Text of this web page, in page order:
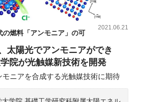
の燃料「アンモニア」の可
2021.06.21
太陽光でアンモニアができ
院が光触媒新技術を開発
ニアを合成する光触媒技術に期待